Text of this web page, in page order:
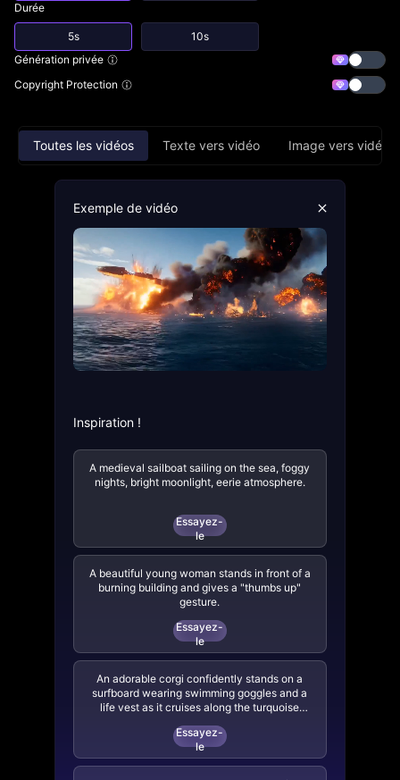
Durée
5s
10s
Génération privée
Copyright Protection
Toutes les vidéos Texte vers vidéo Image vers vidéo
Exemple de vidéo
Inspiration !
A medieval sailboat sailing on the sea, foggy
nights, bright moonlight, eerie atmosphere.
Essayez-
le
A beautiful young woman stands in front of a
burning building and gives a "thumbs up"
gesture.
Essayez-
le
An adorable corgi confidently stands on a
surfboard wearing swimming goggles and a
life vest as it cruises along the turquoise
digital render art style.
Essayez-
le